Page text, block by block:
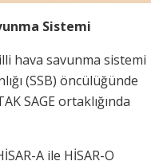
Sistemi
hava savunma sistemi
(SSB) öncülüğünde
SAGE ortaklığında
A ile HİSAR-O